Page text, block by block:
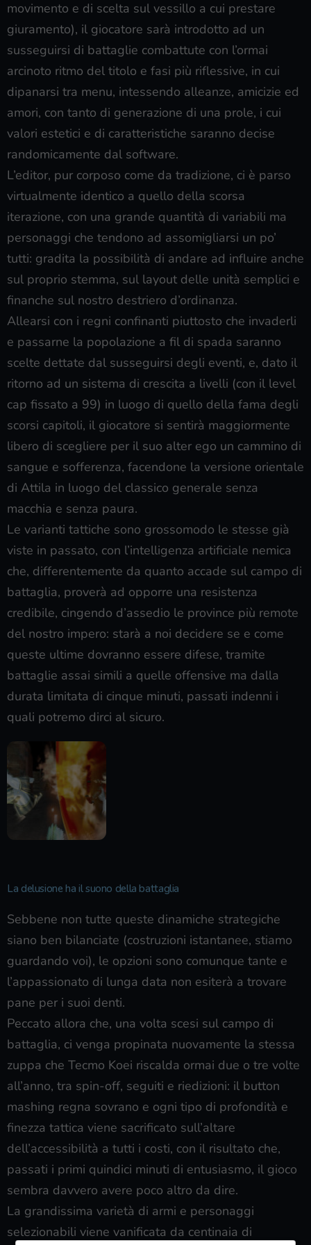
movimento e di scelta sul vessillo a cui prestare
giuramento), il giocatore sarà introdotto ad un
susseguirsi di battaglie combattute con l’ormai
arcinoto ritmo del titolo e fasi più riflessive, in cui
dipanarsi tra menu, intessendo alleanze, amicizie ed
amori, con tanto di generazione di una prole, i cui
valori estetici e di caratteristiche saranno decise
randomicamente dal software.
L’editor, pur corposo come da tradizione, ci è parso
virtualmente identico a quello della scorsa
iterazione, con una grande quantità di variabili ma
personaggi che tendono ad assomigliarsi un po’
tutti: gradita la possibilità di andare ad influire anche
sul proprio stemma, sul layout delle unità semplici e
finanche sul nostro destriero d’ordinanza.
Allearsi con i regni confinanti piuttosto che invaderli
e passarne la popolazione a fil di spada saranno
scelte dettate dal susseguirsi degli eventi, e, dato il
ritorno ad un sistema di crescita a livelli (con il level
cap fissato a 99) in luogo di quello della fama degli
scorsi capitoli, il giocatore si sentirà maggiormente
libero di scegliere per il suo alter ego un cammino di
sangue e sofferenza, facendone la versione orientale
di Attila in luogo del classico generale senza
macchia e senza paura.
Le varianti tattiche sono grossomodo le stesse già
viste in passato, con l’intelligenza artificiale nemica
che, differentemente da quanto accade sul campo di
battaglia, proverà ad opporre una resistenza
credibile, cingendo d’assedio le province più remote
del nostro impero: starà a noi decidere se e come
queste ultime dovranno essere difese, tramite
battaglie assai simili a quelle offensive ma dalla
durata limitata di cinque minuti, passati indenni i
quali potremo dirci al sicuro.
La delusione ha il suono della battaglia
Sebbene non tutte queste dinamiche strategiche
siano ben bilanciate (costruzioni istantanee, stiamo
guardando voi), le opzioni sono comunque tante e
l’appassionato di lunga data non esiterà a trovare
pane per i suoi denti.
Peccato allora che, una volta scesi sul campo di
battaglia, ci venga propinata nuovamente la stessa
zuppa che Tecmo Koei riscalda ormai due o tre volte
all’anno, tra spin-off, seguiti e riedizioni: il button
mashing regna sovrano e ogni tipo di profondità e
finezza tattica viene sacrificato sull’altare
dell’accessibilità a tutti i costi, con il risultato che,
passati i primi quindici minuti di entusiasmo, il gioco
sembra davvero avere poco altro da dire.
La grandissima varietà di armi e personaggi
selezionabili viene vanificata da centinaia di